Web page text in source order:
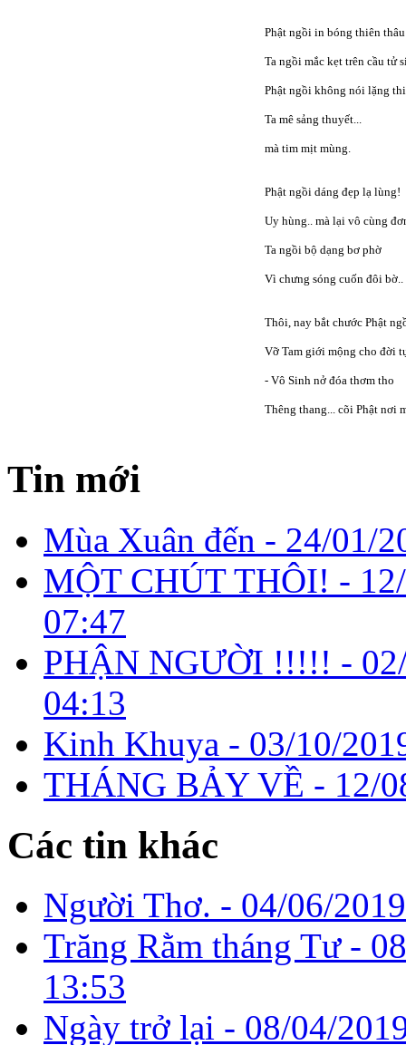
Phật ngồi in bóng thiên thâu
Ta ngồi mắc kẹt trên cầu tử
Phật ngồi không nói lặng
Ta mê sảng thuyết...
mà tim mịt mùng.
Phật ngồi dáng đẹp lạ lùng!
Uy hùng.. mà lại vô cùng
Ta ngồi bộ dạng bơ phờ
Vì chưng sóng cuốn đôi bờ..
Thôi, nay bắt chước Phật
Vỡ Tam giới mộng cho đời
- Vô Sinh nở đóa thơm tho
Thêng thang... cõi Phật nơi
Tin mới
Mùa Xuân đến - 24/01/
MỘT CHÚT THÔI! -
07:47
PHẬN NGƯỜI !!!!! -
04:13
Kinh Khuya - 03/10/
THÁNG BẢY VỀ - 12/
Các tin khác
Người Thơ. - 04/06/
Trăng Rằm tháng Tư -
13:53
Ngày trở lại - 08/04/